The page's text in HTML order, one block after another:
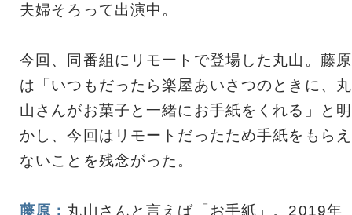
夫婦そろって出演中。
今回、同番組にリモートで登場した丸山。藤原
は「いつもだったら楽屋あいさつのときに、丸
山さんがお菓子と一緒にお手紙をくれる」と明
かし、今回はリモートだったため手紙をもらえ
ないことを残念がった。
藤原： 丸山さんと言えば「お手紙」。2019年